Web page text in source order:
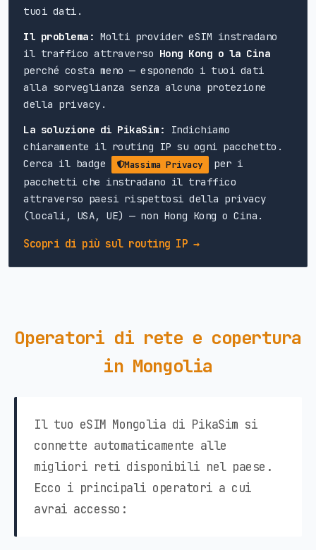
tuoi dati.
Il problema: Molti provider eSIM instradano
il traffico attraverso Hong Kong o la Cina
perché costa meno — esponendo i tuoi dati
alla sorveglianza senza alcuna protezione
della privacy.
La soluzione di PikaSim:
Indichiamo
chiaramente il routing IP su ogni pacchetto.
Cerca il badge
Massima Privacy
per i
pacchetti che instradano il traffico
attraverso paesi rispettosi della privacy
(locali, USA, UE) — non Hong Kong o Cina.
Scopri di più sul routing IP →
Operatori di rete e copertura
in Mongolia
Il tuo eSIM Mongolia di PikaSim si
connette automaticamente alle
migliori reti disponibili nel paese.
Ecco i principali operatori a cui
avrai accesso: